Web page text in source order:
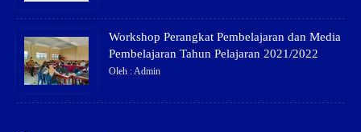
Workshop Perangkat Pembelajaran dan Media
Pembelajaran Tahun Pelajaran 2021/2022
Oleh : Admin